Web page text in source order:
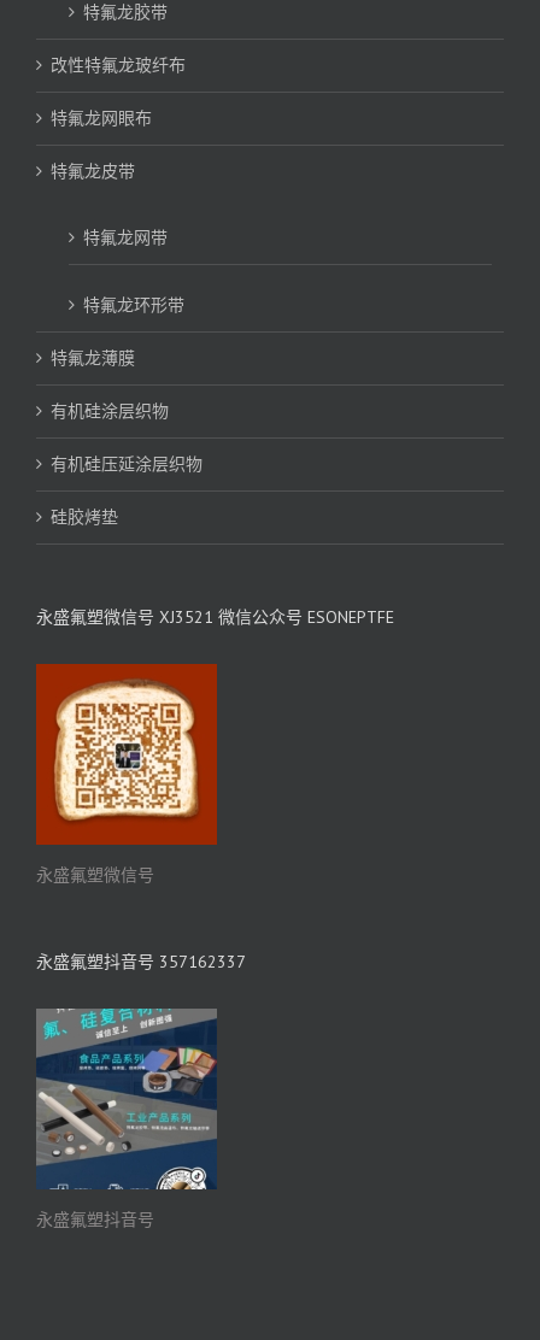
特氟龙胶带
改性特氟龙玻纤布
特氟龙网眼布
特氟龙皮带
特氟龙网带
特氟龙环形带
特氟龙薄膜
有机硅涂层织物
有机硅压延涂层织物
硅胶烤垫
永盛氟塑微信号 XJ3521 微信公众号 ESONEPTFE
永盛氟塑微信号
永盛氟塑抖音号 357162337
永盛氟塑抖音号